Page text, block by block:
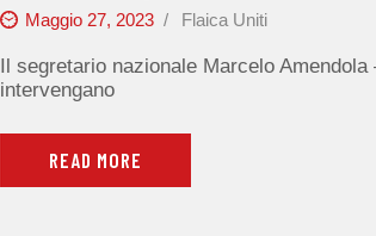
Maggio 27, 2023 Flaica Uniti
Il segretario nazionale Marcelo
intervengano
READ MORE